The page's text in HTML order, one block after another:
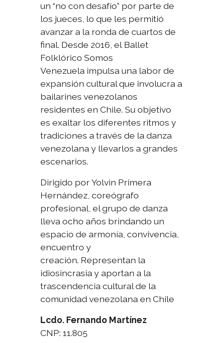
un “no con desafío” por parte de
los jueces, lo que les permitió
avanzar a la ronda de cuartos de
final. Desde 2016, el Ballet
Folklórico Somos
Venezuela impulsa una labor de
expansión cultural que involucra a
bailarines venezolanos
residentes en Chile. Su objetivo
es exaltar los diferentes ritmos y
tradiciones a través de la danza
venezolana y llevarlos a grandes
escenarios.
Dirigido por Yolvin Primera
Hernández, coreógrafo
profesional, el grupo de danza
lleva ocho años brindando un
espacio de armonía, convivencia,
encuentro y
creación. Representan la
idiosincrasia y aportan a la
trascendencia cultural de la
comunidad venezolana en Chile
Lcdo. Fernando Martínez
CNP: 11.805